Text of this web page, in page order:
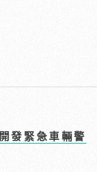
發緊急車輛警